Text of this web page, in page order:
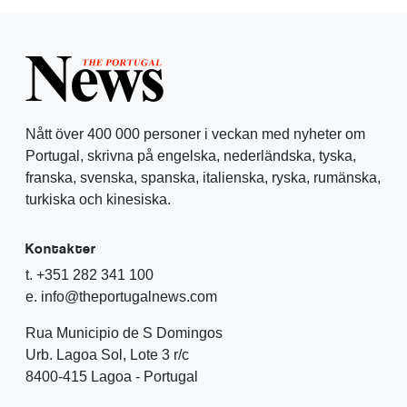
Nått över 400 000 personer i veckan med nyheter om
Portugal, skrivna på engelska, nederländska, tyska,
franska, svenska, spanska, italienska, ryska, rumänska,
turkiska och kinesiska.
Kontakter
t. +351 282 341 100
e. info@theportugalnews.com
Rua Municipio de S Domingos
Urb. Lagoa Sol, Lote 3 r/c
8400-415 Lagoa - Portugal